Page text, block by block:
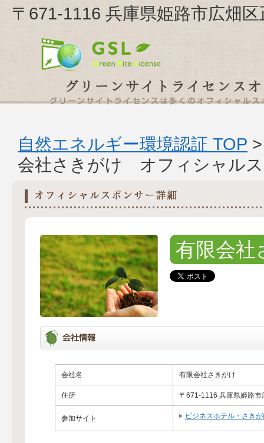
〒671-1116 兵庫県姫路市広畑
自然エネルギー環境認証 TOP
会社さきがけ オフィシャル
有限会社
会社名 有限会社さきがけ
住所 〒671-1116 兵庫県姫路
参加サイト ビジネスホテル・さき